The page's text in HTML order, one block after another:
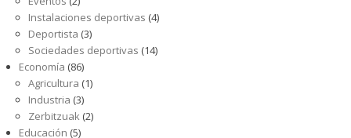
Instalaciones deportivas (4)
Deportista (3)
Sociedades deportivas (14)
Economía (86)
Agricultura (1)
Industria (3)
Zerbitzuak (2)
Educación (5)